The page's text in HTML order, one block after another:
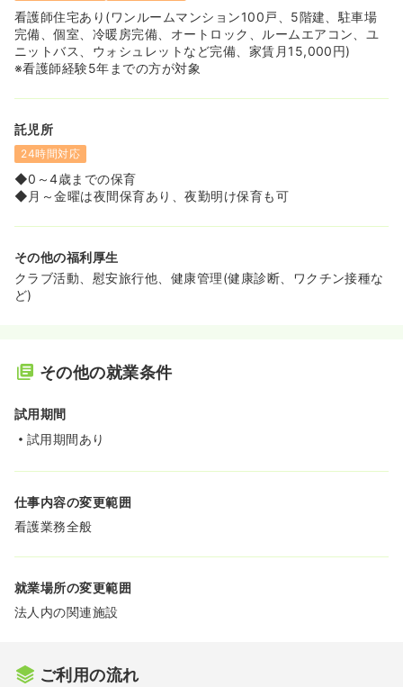
看護師住宅あり(ワンルームマンション100戸、5階建、駐車場
完備、個室、冷暖房完備、オートロック、ルームエアコン、ユ
ニットバス、ウォシュレットなど完備、家賃月15,000円)
※看護師経験5年までの方が対象
託児所
24時間対応
◆0～4歳までの保育
◆月～金曜は夜間保育あり、夜勤明け保育も可
その他の福利厚生
クラブ活動、慰安旅行他、健康管理(健康診断、ワクチン接種な
ど)
その他の就業条件
試用期間
試用期間あり
仕事内容の変更範囲
看護業務全般
就業場所の変更範囲
法人内の関連施設
ご利用の流れ